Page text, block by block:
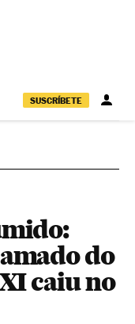
SUSCRÍBETE
do
caiu no